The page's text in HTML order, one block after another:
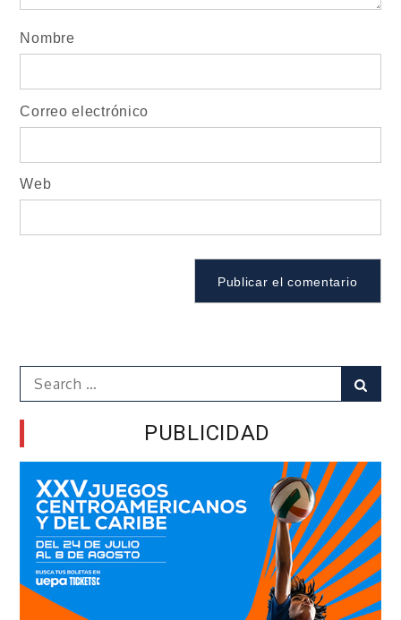
Nombre
Correo electrónico
Web
Search
for:
PUBLICIDAD